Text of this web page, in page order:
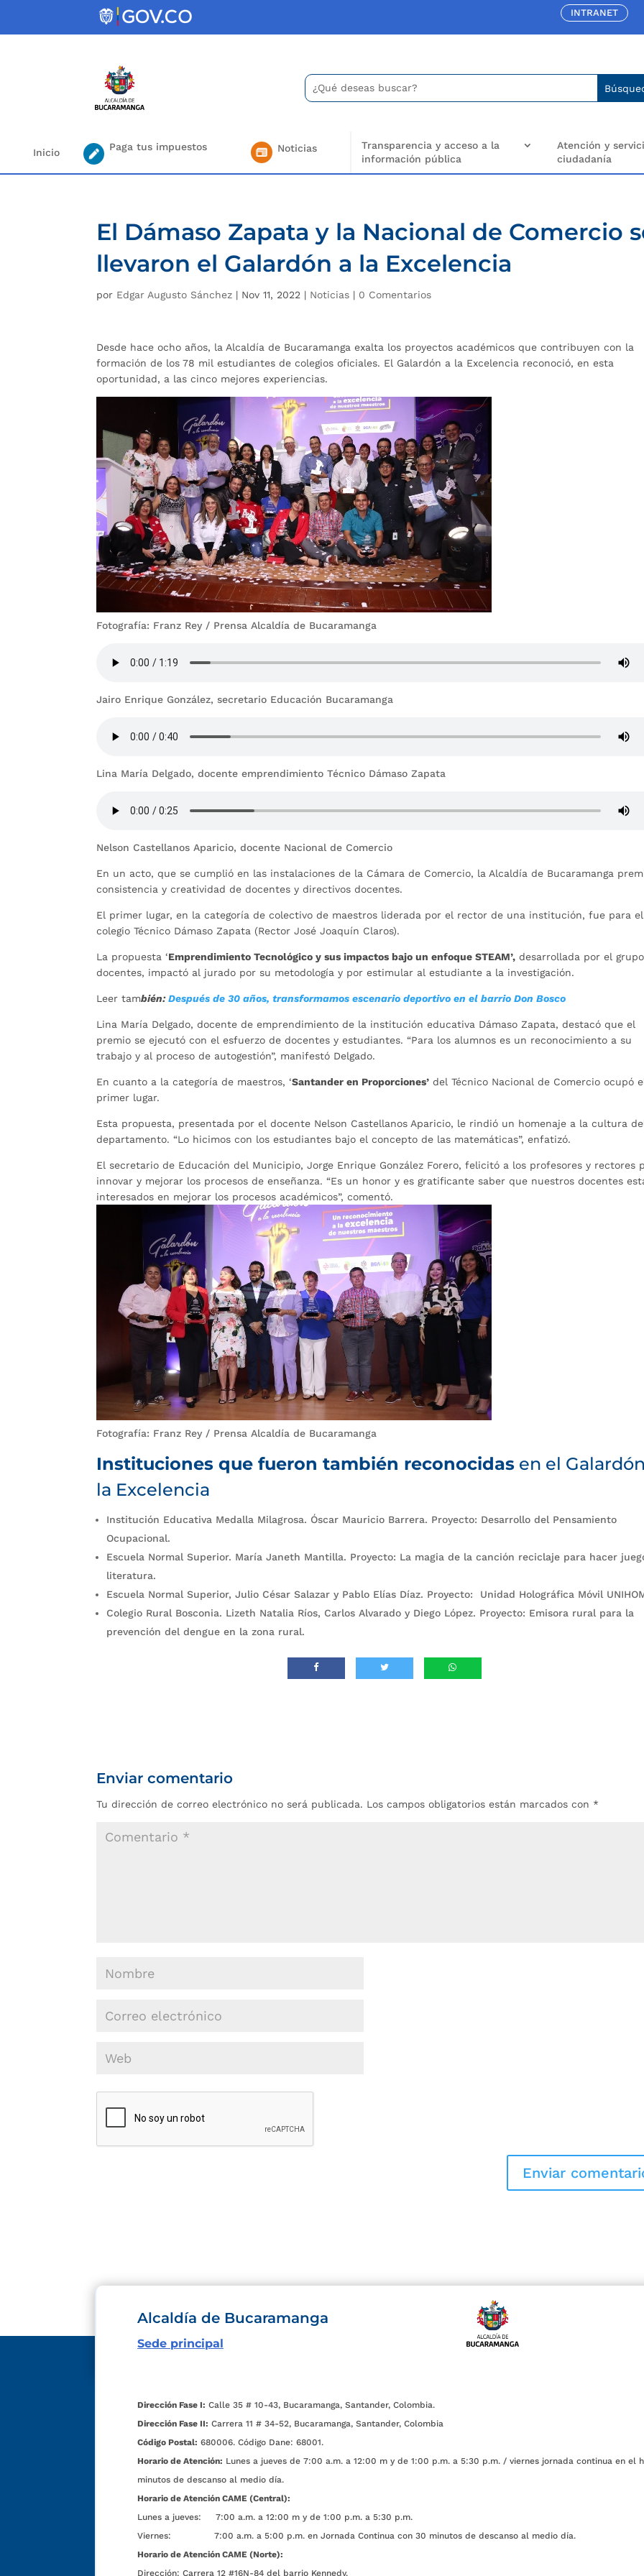
INTRANET
Buscar:
Search
for...
Inicio Paga tus impuestos Noticias
Transparencia y acceso a la
información pública
Atención y
ciudadanía
El Dámaso Zapata y la Nacional de Comercio
llevaron el Galardón a la Excelencia
por Edgar Augusto Sánchez | Nov 11, 2022 | Noticias | 0 Comentarios
Desde hace ocho años, la Alcaldía de Bucaramanga exalta los proyectos académicos que contribuyen con la
formación de los 78 mil estudiantes de colegios oficiales. El Galardón a la Excelencia reconoció, en esta
oportunidad, a las cinco mejores experiencias.
Fotografía: Franz Rey / Prensa Alcaldía de Bucaramanga
Jairo Enrique González, secretario Educación Bucaramanga
Lina María Delgado, docente emprendimiento Técnico Dámaso Zapata
Nelson Castellanos Aparicio, docente Nacional de Comercio
En un acto, que se cumplió en las instalaciones de la Cámara de Comercio, la Alcaldía de Bucaramanga
consistencia y creatividad de docentes y directivos docentes.
El primer lugar, en la categoría de colectivo de maestros liderada por el rector de una institución, fue para el
colegio Técnico Dámaso Zapata (Rector José Joaquín Claros).
La propuesta ‘Emprendimiento Tecnológico y sus impactos bajo un enfoque STEAM’, desarrollada por el
docentes, impactó al jurado por su metodología y por estimular al estudiante a la investigación.
Leer también:Después de 30 años, transformamos escenario deportivo en el barrio Don Bosco
Lina María Delgado, docente de emprendimiento de la institución educativa Dámaso Zapata, destacó que el
premio se ejecutó con el esfuerzo de docentes y estudiantes. “Para los alumnos es un reconocimiento a su
trabajo y al proceso de autogestión”, manifestó Delgado.
En cuanto a la categoría de maestros, ‘Santander en Proporciones’ del Técnico Nacional de Comercio ocupó
primer lugar.
Esta propuesta, presentada por el docente Nelson Castellanos Aparicio, le rindió un homenaje a la cultura
departamento. “Lo hicimos con los estudiantes bajo el concepto de las matemáticas”, enfatizó.
El secretario de Educación del Municipio, Jorge Enrique González Forero, felicitó a los profesores y rectores
innovar y mejorar los procesos de enseñanza. “Es un honor y es gratificante saber que nuestros docentes
interesados en mejorar los procesos académicos”, comentó.
Fotografía: Franz Rey / Prensa Alcaldía de Bucaramanga
Instituciones que fueron también reconocidas en el
la Excelencia
Institución Educativa Medalla Milagrosa. Óscar Mauricio Barrera. Proyecto: Desarrollo del Pensamiento
Ocupacional.
Escuela Normal Superior. María Janeth Mantilla. Proyecto: La magia de la canción reciclaje para hacer
literatura.
Escuela Normal Superior, Julio César Salazar y Pablo Elías Díaz. Proyecto: Unidad Holográfica Móvil
Colegio Rural Bosconia. Lizeth Natalia Ríos, Carlos Alvarado y Diego López. Proyecto: Emisora rural para la
prevención del dengue en la zona rural.
Enviar comentario
Tu dirección de correo electrónico no será publicada. Los campos obligatorios están marcados con *
Alcaldía de Bucaramanga
Sede principal
Dirección Fase I: Calle 35 # 10-43, Bucaramanga, Santander, Colombia.
Dirección Fase II: Carrera 11 # 34-52, Bucaramanga, Santander, Colombia
Código Postal: 680006. Código Dane: 68001.
Horario de Atención: Lunes a jueves de 7:00 a.m. a 12:00 m y de 1:00 p.m. a 5:30 p.m. / viernes jornada continua en el
minutos de descanso al medio día.
Horario de Atención CAME (Central):
Lunes a jueves: 7:00 a.m. a 12:00 m y de 1:00 p.m. a 5:30 p.m.
Viernes: 7:00 a.m. a 5:00 p.m. en Jornada Continua con 30 minutos de descanso al medio día.
Horario de Atención CAME (Norte):
Dirección: Carrera 12 #16N-84 del barrio Kennedy.